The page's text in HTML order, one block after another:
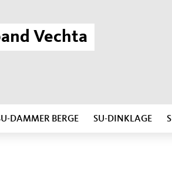
Vechta
DAMMER BERGE SU-DINKLAGE